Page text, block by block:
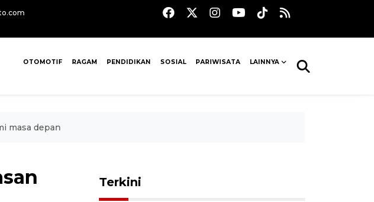
OTOMOTIF RAGAM PENDIDIKAN SOSIAL PARIWISATA LAINNYA
masa depan
Terkini